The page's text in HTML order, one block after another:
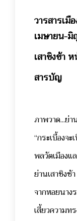
วารสารเ
เมษายน-มิ
เสาชิงช้า
สารบัญ
ภาพวาด...ย่
“กระเบื้องจ
พลวัตเมืองแ
ย่านเสาชิง
จากหอยนาง
เสี้ยวความท